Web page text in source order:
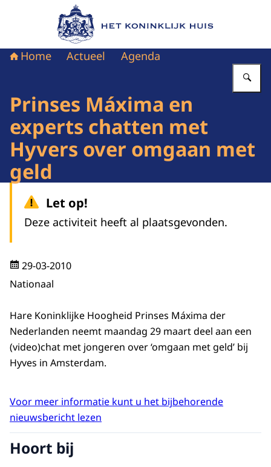
Naar de homepage van Het Koninklijk Huis
Home Actueel Agenda
Prinses Máxima en
experts chatten met
Hyvers over omgaan met
geld
Let op!
Deze activiteit heeft al plaatsgevonden.
29-03-2010
Nationaal
Hare Koninklijke Hoogheid Prinses Máxima der
Nederlanden neemt maandag 29 maart deel aan een
(video)chat met jongeren over ‘omgaan met geld’ bij
Hyves in Amsterdam.
Voor meer informatie kunt u het bijbehorende
nieuwsbericht lezen
Hoort bij